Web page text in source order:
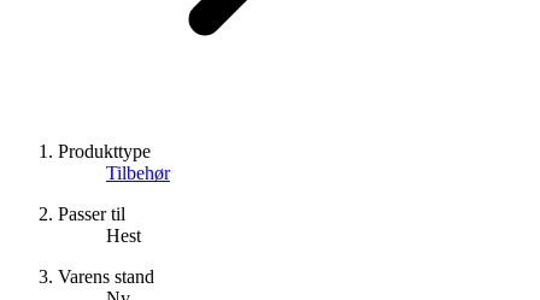
Produkttype
Tilbehør
Passer til
Hest
Varens stand